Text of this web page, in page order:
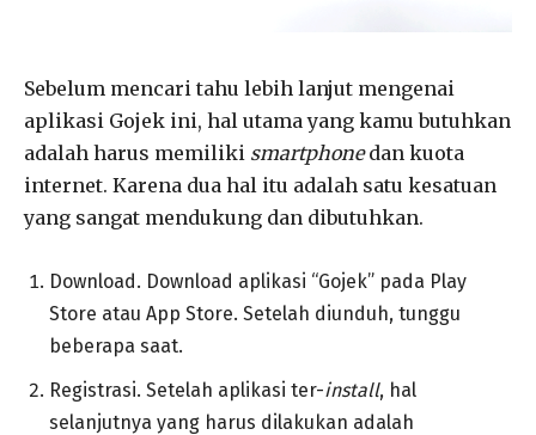
Sebelum mencari tahu lebih lanjut mengenai
aplikasi Gojek ini, hal utama yang kamu butuhkan
adalah harus memiliki smartphonedan kuota
internet. Karena dua hal itu adalah satu kesatuan
yang sangat mendukung dan dibutuhkan.
Download. Download aplikasi “Gojek” pada Play
Store atau App Store. Setelah diunduh, tunggu
beberapa saat.
Registrasi. Setelah aplikasi ter-install, hal
selanjutnya yang harus dilakukan adalah